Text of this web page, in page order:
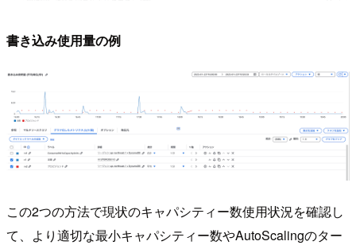
書き込み使用量の例
この2つの方法で現状のキャパシティー数使用状況を確認し
て、より適切な最小キャパシティー数やAutoScalingのター